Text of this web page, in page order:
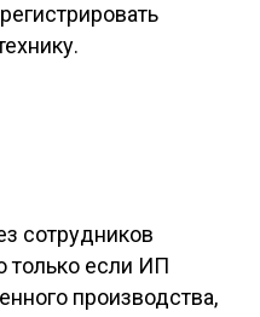
сотрудников
только если ИП
производства,